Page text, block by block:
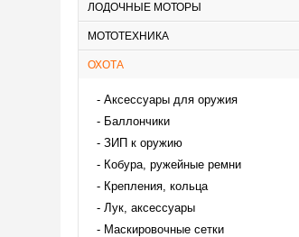
ЛОДОЧНЫЕ МОТОРЫ
МОТОТЕХНИКА
ОХОТА
Аксессуары для оружия
Баллончики
ЗИП к оружию
Кобура, ружейные ремни
Крепления, кольца
Лук, аксессуары
Маскировочные сетки